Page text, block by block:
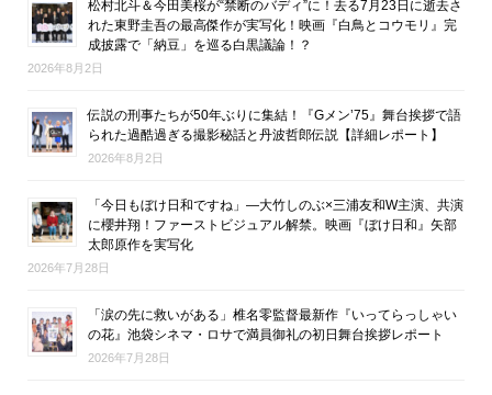
松村北斗＆今田美桜が“禁断のバディ”に！去る7月23日に逝去さ
れた東野圭吾の最高傑作が実写化！映画『白鳥とコウモリ』完
成披露で「納豆」を巡る白黒議論！？
2026年8月2日
伝説の刑事たちが50年ぶりに集結！『Gメン’75』舞台挨拶で語
られた過酷過ぎる撮影秘話と丹波哲郎伝説【詳細レポート】
2026年8月2日
「今日もぼけ日和ですね」―大竹しのぶ×三浦友和W主演、共演
に櫻井翔！ファーストビジュアル解禁。映画『ぼけ日和』矢部
太郎原作を実写化
2026年7月28日
「涙の先に救いがある」椎名零監督最新作『いってらっしゃい
の花』池袋シネマ・ロサで満員御礼の初日舞台挨拶レポート
2026年7月28日